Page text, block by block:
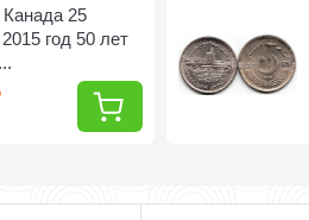
Канада 25
год 50 лет